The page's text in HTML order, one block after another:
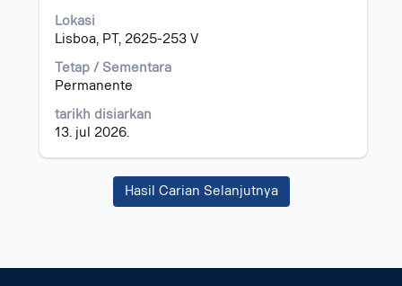
Lokasi
Lisboa, PT, 2625-253 V
Tetap / Sementara
Permanente
tarikh disiarkan
13. jul 2026.
bar
ruang
melihat
kandungan
bagi
maklumat
kerja.
Hasil Carian Selanjutnya